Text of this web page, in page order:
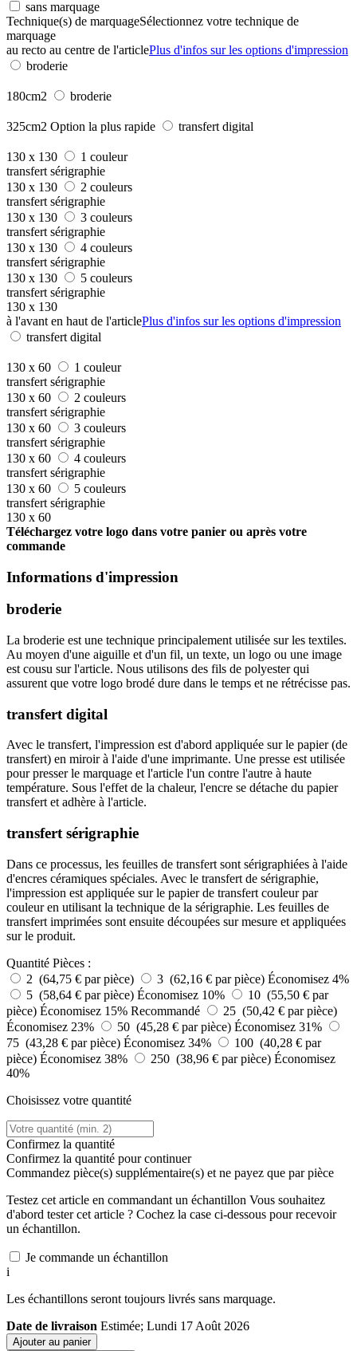
sans marquage
Technique(s) de marquageSélectionnez votre technique de
marquage
au recto au centre de l'articlePlus d'infos sur les options d'impression
broderie
180cm2 broderie
325cm2 Option la plus rapide transfert digital
130 x 130
1 couleur
transfert sérigraphie
130 x 130
2 couleurs
transfert sérigraphie
130 x 130
3 couleurs
transfert sérigraphie
130 x 130
4 couleurs
transfert sérigraphie
130 x 130
5 couleurs
transfert sérigraphie
130 x 130
à l'avant en haut de l'articlePlus d'infos sur les options d'impression
transfert digital
130 x 60
1 couleur
transfert sérigraphie
130 x 60
2 couleurs
transfert sérigraphie
130 x 60
3 couleurs
transfert sérigraphie
130 x 60
4 couleurs
transfert sérigraphie
130 x 60
5 couleurs
transfert sérigraphie
130 x 60
Téléchargez votre logo dans votre panier ou après votre
commande
Informations d'impression
broderie
La broderie est une technique principalement utilisée sur les textiles.
Au moyen d'une aiguille et d'un fil, un texte, un logo ou une image
est cousu sur l'article. Nous utilisons des fils de polyester qui
assurent que votre logo brodé dure dans le temps et ne rétrécisse pas.
transfert digital
Avec le transfert, l'impression est d'abord appliquée sur le papier (de
transfert) en miroir à l'aide d'une imprimante. Une presse est utilisée
pour presser le marquage et l'article l'un contre l'autre à haute
température. Sous l'effet de la chaleur, l'encre se détache du papier
transfert et adhère à l'article.
transfert sérigraphie
Dans ce processus, les feuilles de transfert sont sérigraphiées à l'aide
d'encres céramiques spéciales. Avec le transfert de sérigraphie,
l'impression est appliquée sur le papier de transfert couleur par
couleur en utilisant la technique de la sérigraphie. Les feuilles de
transfert imprimées sont ensuite découpées sur mesure et appliquées
sur le produit.
Quantité Pièces :
2 (64,75 € par pièce)
3 (62,16 € par pièce) Économisez 4%
5 (58,64 € par pièce) Économisez 10%
10 (55,50 € par
pièce) Économisez 15% Recommandé
25 (50,42 € par pièce)
Économisez 23%
50 (45,28 € par pièce) Économisez 31%
75 (43,28 € par pièce) Économisez 34%
100 (40,28 € par
pièce) Économisez 38% 250 (38,96 € par pièce) Économisez
40%
Choisissez votre quantité
Confirmez la quantité
Confirmez la quantité pour continuer
Commandez pièce(s) supplémentaire(s) et ne payez que par pièce
Testez cet article en commandant un échantillon Vous souhaitez
d'abord tester cet article ? Cochez la case ci-dessous pour recevoir
un échantillon.
Je commande un échantillon
i
Les échantillons seront toujours livrés sans marquage.
Date de livraison Estimée; Lundi 17 Août 2026
Ajouter au panier